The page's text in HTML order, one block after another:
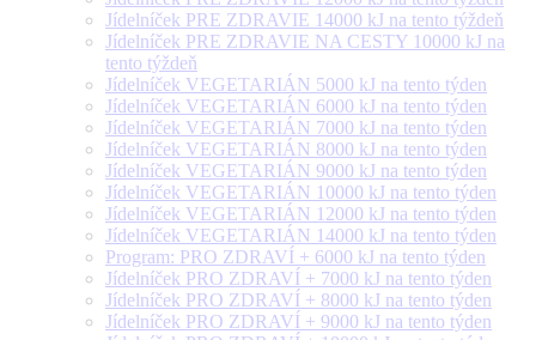
Jídelníček PRE ZDRAVIE 14000 kJ na tento týždeň
Jídelníček PRE ZDRAVIE NA CESTY 10000 kJ na
tento týždeň
Jídelníček VEGETARIÁN 5000 kJ na tento týden
Jídelníček VEGETARIÁN 6000 kJ na tento týden
Jídelníček VEGETARIÁN 7000 kJ na tento týden
Jídelníček VEGETARIÁN 8000 kJ na tento týden
Jídelníček VEGETARIÁN 9000 kJ na tento týden
Jídelníček VEGETARIÁN 10000 kJ na tento týden
Jídelníček VEGETARIÁN 12000 kJ na tento týden
Jídelníček VEGETARIÁN 14000 kJ na tento týden
Program: PRO ZDRAVÍ + 6000 kJ na tento týden
Jídelníček PRO ZDRAVÍ + 7000 kJ na tento týden
Jídelníček PRO ZDRAVÍ + 8000 kJ na tento týden
Jídelníček PRO ZDRAVÍ + 9000 kJ na tento týden